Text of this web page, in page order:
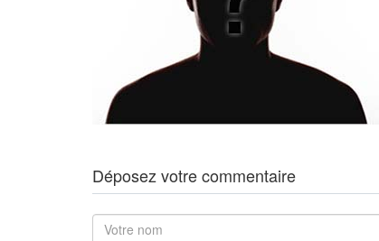
Déposez votre commentaire